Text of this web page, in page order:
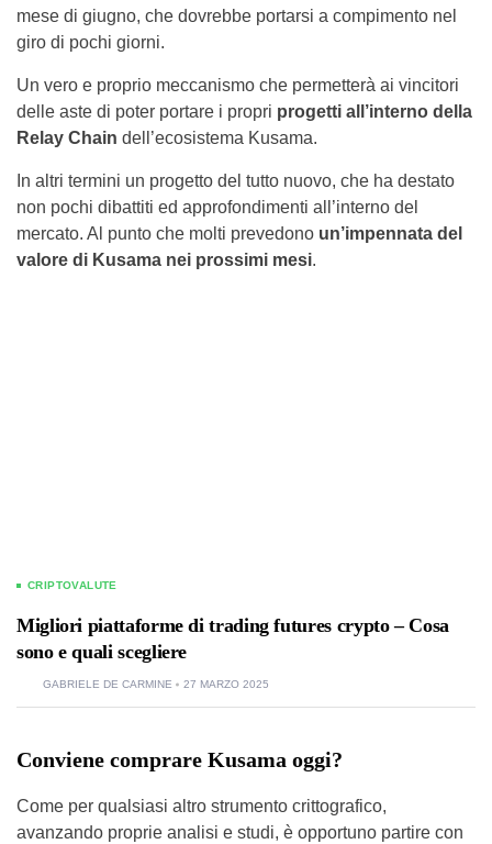
mese di giugno, che dovrebbe portarsi a compimento nel
giro di pochi giorni.
Un vero e proprio meccanismo che permetterà ai vincitori
delle aste di poter portare i propri progetti all’interno della
Relay Chain dell’ecosistema Kusama.
In altri termini un progetto del tutto nuovo, che ha destato
non pochi dibattiti ed approfondimenti all’interno del
mercato. Al punto che molti prevedono un’impennata del
valore di Kusama nei prossimi mesi.
CRIPTOVALUTE
Migliori piattaforme di trading futures crypto – Cosa
sono e quali scegliere
GABRIELE DE CARMINE 27 MARZO 2025
Conviene comprare Kusama oggi?
Come per qualsiasi altro strumento crittografico,
avanzando proprie analisi e studi, è opportuno partire con